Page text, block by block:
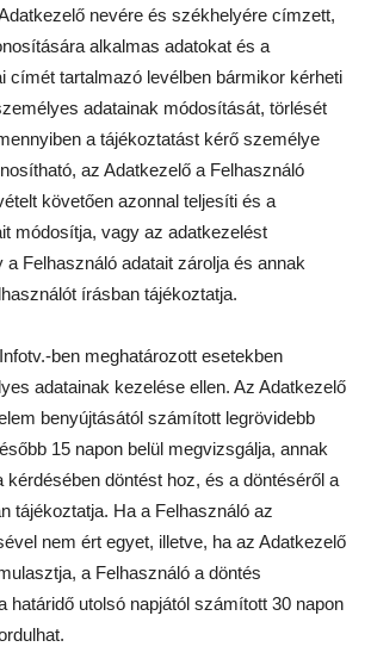
nevére és székhelyére címzett,
alkalmas adatokat és a
címét tartalmazó levélben bármikor kérheti
adatainak módosítását, törlését
a tájékoztatást kérő személye
az Adatkezelő a Felhasználó
követően azonnal teljesíti és a
módosítja, vagy az adatkezelést
a Felhasználó adatait zárolja és annak
írásban tájékoztatja.
ben meghatározott esetekben
adatainak kezelése ellen. Az Adatkezelő
benyújtásától számított legrövidebb
15 napon belül megvizsgálja, annak
kérdésében döntést hoz, és a döntéséről a
tájékoztatja. Ha a Felhasználó az
nem ért egyet, illetve, ha az Adatkezelő
a Felhasználó a döntés
határidő utolsó napjától számított 30 napon